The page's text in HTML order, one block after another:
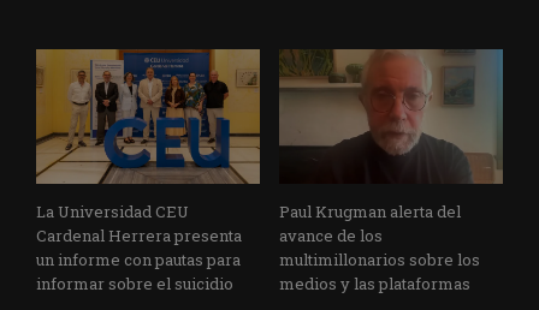
La Universidad CEU
Cardenal Herrera presenta
un informe con pautas para
informar sobre el suicidio
Paul Krugman alerta del
avance de los
multimillonarios sobre los
medios y las plataformas